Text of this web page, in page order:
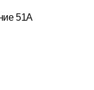
51А